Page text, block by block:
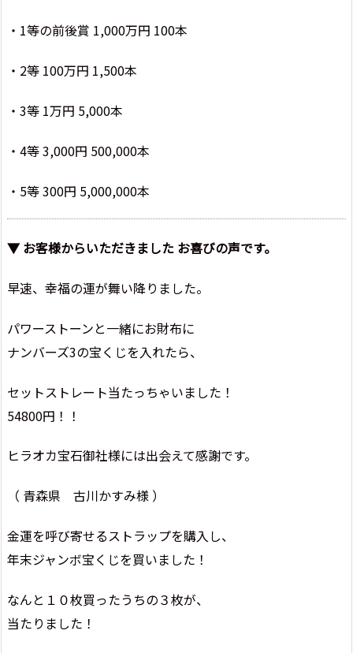
・1等の前後賞 1,000万円 100本
・2等 100万円 1,500本
・3等 1万円 5,000本
・4等 3,000円 500,000本
・5等 300円 5,000,000本
▼ お客様からいただきました お喜びの声です。
早速、幸福の運が舞い降りました。
パワーストーンと一緒にお財布に
ナンバーズ3の宝くじを入れたら、
セットストレート当たっちゃいました！
54800円！！
ヒラオカ宝石御社様には出会えて感謝です。
（ 青森県 古川かすみ様 ）
金運を呼び寄せるストラップを購入し、
年末ジャンボ宝くじを買いました！
なんと１０枚買ったうちの３枚が、
当たりました！